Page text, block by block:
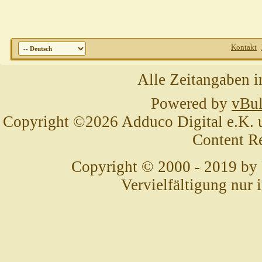
Kontakt
Alle Zeitangaben
Powered by
Copyright ©2026 Adduco Digital e.K.
Content
Copyright © 2000 - 2019 by
Vervielfältigung nur